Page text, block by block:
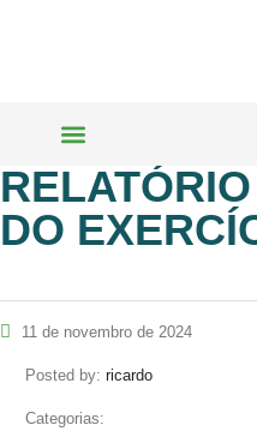
DO
11 de novembro de 2024
Posted by: ricardo
Categorias: